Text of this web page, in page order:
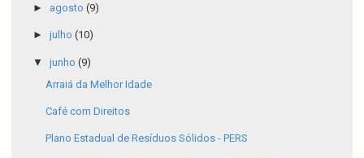
► agosto (9)
► julho (10)
▼ junho (9)
Arraiá da Melhor Idade
Café com Direitos
Plano Estadual de Resíduos Sólidos - PERS